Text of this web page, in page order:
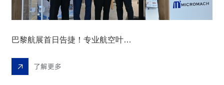
巴黎航展首日告捷！专业航空叶片打孔解决方案引全球关注
了解更多